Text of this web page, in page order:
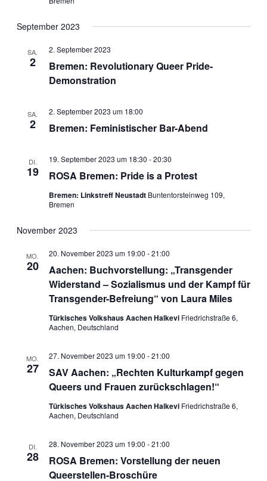
September 2023
SA.
2
Bremen: Revolutionary Queer Pride-
Demonstration
2. September 2023
SA.
2 Bremen: Feministischer Bar-Abend
2. September 2023 um 18:00
DI.
19 ROSA Bremen: Pride is a Protest
19. September 2023 um 18:30 -20:30
Bremen: Linkstreff Neustadt Buntentorsteinweg 109,
Bremen
November 2023
MO.
20
Aachen: Buchvorstellung: „Transgender
Widerstand – Sozialismus und der Kampf für
Transgender-Befreiung“ von Laura Miles
20. November 2023 um 19:00 -21:00
Türkisches Volkshaus Aachen Halkevi Friedrichstraße 6,
Aachen, Deutschland
MO.
27
SAV Aachen: „Rechten Kulturkampf gegen
Queers und Frauen zurückschlagen!“
27. November 2023 um 19:00 -21:00
Türkisches Volkshaus Aachen Halkevi Friedrichstraße 6,
Aachen, Deutschland
DI.
28
ROSA Bremen: Vorstellung der neuen
Queerstellen-Broschüre
28. November 2023 um 19:00 -21:00